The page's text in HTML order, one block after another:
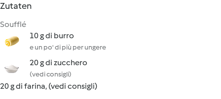
Zutaten
Soufflé
10 g di burro
e un po' di più per ungere
20 g di zucchero
(vedi consigli)
20 g di farina, (vedi consigli)